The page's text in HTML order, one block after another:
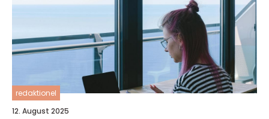
redaktionel
12. August 2025